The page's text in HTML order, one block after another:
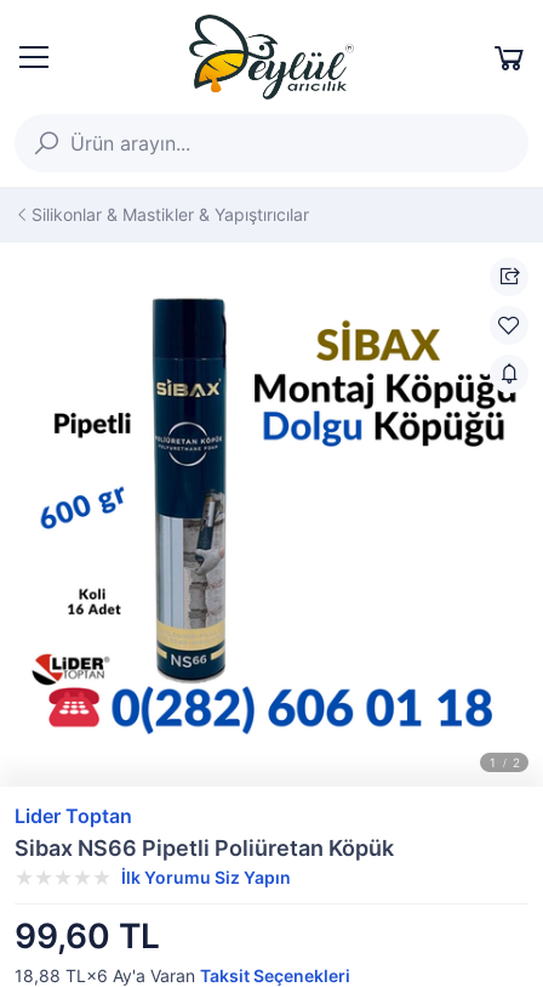
Silikonlar & Mastikler & Yapıştırıcılar
Lider Toptan
Sibax NS66 Pipetli Poliüretan Köpük
İlk Yorumu Siz Yapın
99,60 TL
18,88 TL×6 Ay'a Varan Taksit Seçenekleri